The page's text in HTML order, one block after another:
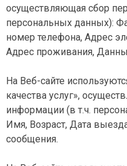
осуществляющая сбор
персональных данных):
номер телефона, Адрес
Адрес проживания,
На Веб-сайте
качества услуг»,
информации (в т.ч.
Имя, Возраст, Дата
сообщения.